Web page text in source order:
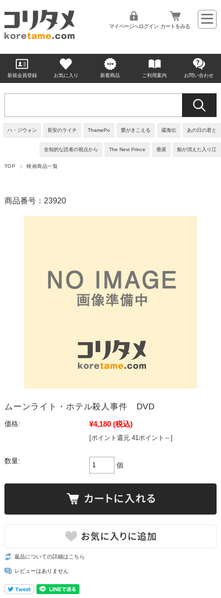
マイページへログイン カートをみる
新規会員登録 お気に入り 新着商品 ご利用案内 お問い合わせ
ハ・ジウォン 長安のライチ ThamePo 愛がきこえる 蔵海伝 あの日の君と
全知的な読者の視点から The Next Prince 垂涎 鯨が消えた入り江
TOP 映画商品一覧
商品番号：23920
ムーンライト・ホテル殺人事件 DVD
価格: ¥4,180 (税込)
[ポイント還元 41ポイント～]
数量:
個
返品についての詳細はこちら
レビューはありません